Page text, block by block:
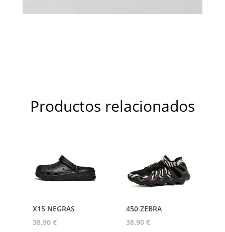
Productos relacionados
X15 NEGRAS
38,90 €
450 ZEBRA
38,90€